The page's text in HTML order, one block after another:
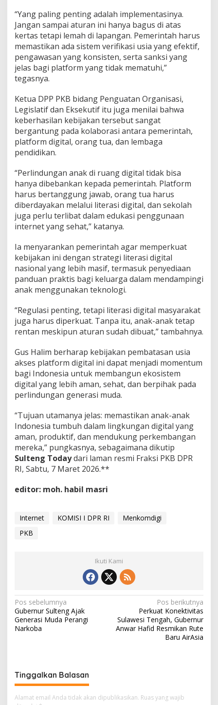
“Yang paling penting adalah implementasinya.
Jangan sampai aturan ini hanya bagus di atas
kertas tetapi lemah di lapangan. Pemerintah harus
memastikan ada sistem verifikasi usia yang efektif,
pengawasan yang konsisten, serta sanksi yang
jelas bagi platform yang tidak mematuhi,”
tegasnya.
Ketua DPP PKB bidang Penguatan Organisasi,
Legislatif dan Eksekutif itu juga menilai bahwa
keberhasilan kebijakan tersebut sangat
bergantung pada kolaborasi antara pemerintah,
platform digital, orang tua, dan lembaga
pendidikan.
“Perlindungan anak di ruang digital tidak bisa
hanya dibebankan kepada pemerintah. Platform
harus bertanggung jawab, orang tua harus
diberdayakan melalui literasi digital, dan sekolah
juga perlu terlibat dalam edukasi penggunaan
internet yang sehat,” katanya.
Ia menyarankan pemerintah agar memperkuat
kebijakan ini dengan strategi literasi digital
nasional yang lebih masif, termasuk penyediaan
panduan praktis bagi keluarga dalam mendampingi
anak menggunakan teknologi.
“Regulasi penting, tetapi literasi digital masyarakat
juga harus diperkuat. Tanpa itu, anak-anak tetap
rentan meskipun aturan sudah dibuat,” tambahnya.
Gus Halim berharap kebijakan pembatasan usia
akses platform digital ini dapat menjadi momentum
bagi Indonesia untuk membangun ekosistem
digital yang lebih aman, sehat, dan berpihak pada
perlindungan generasi muda.
“Tujuan utamanya jelas: memastikan anak-anak
Indonesia tumbuh dalam lingkungan digital yang
aman, produktif, dan mendukung perkembangan
mereka,” pungkasnya, sebagaimana dikutip
Sulteng Todaydari laman resmi Fraksi PKB DPR
RI, Sabtu, 7 Maret 2026.**
editor: moh. habil masri
Internet KOMISI I DPR RI
Menkomdigi
PKB
Ikuti Kami
Navigasi
pos
Pos sebelumnya
Gubernur Sulteng Ajak
Generasi Muda Perangi
Narkoba
Pos berikutnya
Perkuat Konektivitas
Sulawesi Tengah, Gubernur
Anwar Hafid Resmikan Rute
Baru AirAsia
Tinggalkan Balasan
Alamat email Anda tidak akan dipublikasikan. Ruas yang wajib